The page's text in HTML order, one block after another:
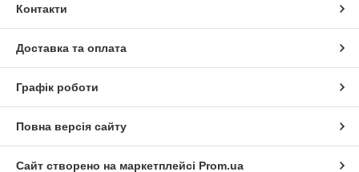
Контакти
Доставка та оплата
Графік роботи
Повна версія сайту
Сайт створено на маркетплейсі Prom.ua